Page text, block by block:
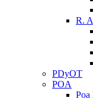
R.
PDyOT
POA
Poa